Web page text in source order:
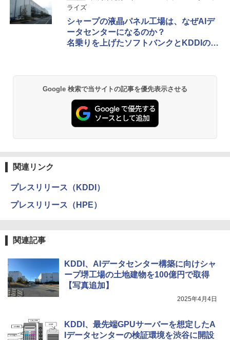
ライズ
シャープの液晶パネル工場は、なぜAIデ
ータセンターになるのか？
名乗りを上げたソフトバンクとKDDIの思
Google 検索で当サイトの記事を優先表示させる
関連リンク
プレスリリース（KDDI）
プレスリリース（HPE）
関連記事
KDDI、AIデータセンター構築に向けシャ
ープ堺工場の土地建物を100億円で取得
【写真追加】
2025年4月4日
KDDI、最先端GPUサーバーを想定したA
Iデータセンターの検証環境を渋谷に開設